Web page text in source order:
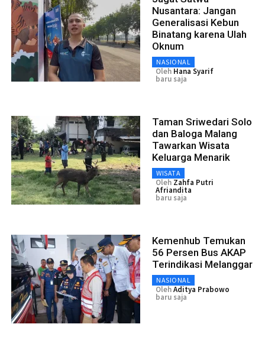
Nusantara: Jangan
Generalisasi Kebun
Binatang karena Ulah
Oknum
NASIONAL
Oleh Hana Syarif
baru saja
Taman Sriwedari Solo
dan Baloga Malang
Tawarkan Wisata
Keluarga Menarik
WISATA
Oleh Zahfa Putri
Afriandita
baru saja
Kemenhub Temukan
56 Persen Bus AKAP
Terindikasi Melanggar
NASIONAL
OlehAditya Prabowo
baru saja